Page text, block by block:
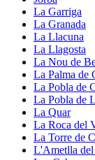
La Garriga
La Granada
La Llacuna
La Llagosta
La Nou de
La Palma de
La Pobla de
La Pobla de
La Quar
La Roca del
La Torre de
L'Ametlla del